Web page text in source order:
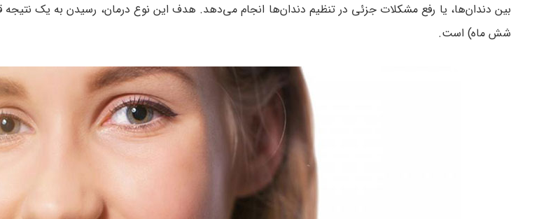
بین دندان‌ها، یا رفع مشکلات جزئی در تنظیم دندان‌ها انجام می‌دهد. هدف این نوع درمان، رسیدن به یک نتیجه
شش ماه) است.